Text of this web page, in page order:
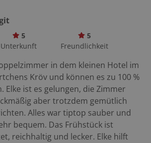
Motorradtreff. Von der Obrigkeit
noch nicht,
Motorrad-Urlaub gehen soll?
mal unter BikerBetten.de nach, dort
Motorradtouren und Alpenpässen
Europas auf Dich!!
5
Unterkunft
5
Freundlichkeit
in dem kleinen Hotel im
Kröv und können es zu 100 %
Elke ist es gelungen, die Zimmer
aber trotzdem gemütlich
Alles war tiptop sauber und
bequem. Das Frühstück ist
reichhaltig und lecker. Elke hilft